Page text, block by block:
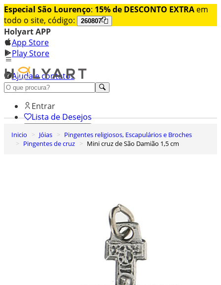
Especial São Lourenço: 15% de DESCONTO EXTRA em
todo o site, código:
260807
Holyart APP
App Store
Play Store
Ajuda e contatos
Conheça premium
Entrar
Lista de Desejos
0
Carrinho de Compras
Inicio Jóias
Pingentes religiosos, Escapulários e Broches
Pingentes de cruz
Mini cruz de São Damião 1,5 cm